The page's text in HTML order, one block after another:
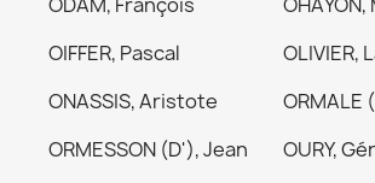
OIFFER, Pascal
OLIVIER,
ONASSIS, Aristote
ORMALE
ORMESSON (D'), Jean
OURY,